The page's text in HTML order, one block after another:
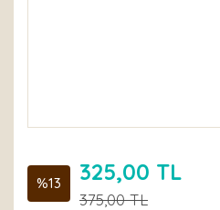
%13 325,00 TL
375,00 TL